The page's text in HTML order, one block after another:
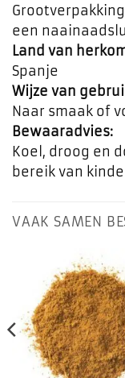
een
Land van
Spanje
Wijze van
Naar smaak of
Bewaaradvies:
Koel, droog en
bereik van
VAAK SAMEN